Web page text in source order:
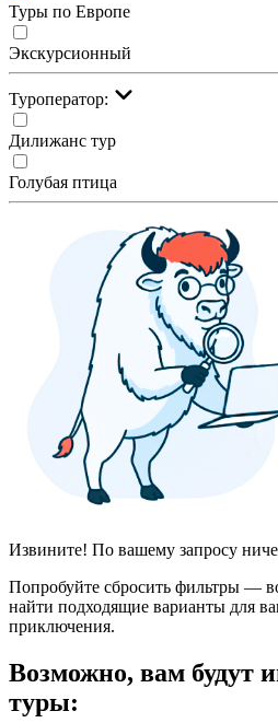
Туры по Европе
Экскурсионный
Туроператор:
Дилижанс тур
Голубая птица
Извините! По вашему запросу
Попробуйте сбросить фильтры —
найти подходящие варианты для
приключения.
Возможно, вам будут
туры: